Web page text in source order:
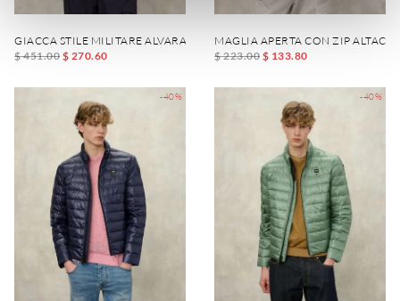
GIACCA STILE MILITARE ALVARADO
$ 451.00 $ 270.60
MAGLIA APERTA CON ZIP
$ 223.00 $ 133.80
-40% -40%